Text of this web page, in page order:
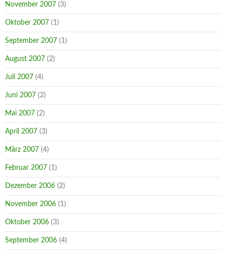
November 2007 (3)
Oktober 2007 (1)
September 2007 (1)
August 2007 (2)
Juli 2007 (4)
Juni 2007 (2)
Mai 2007 (2)
April 2007 (3)
März 2007 (4)
Februar 2007 (1)
Dezember 2006 (2)
November 2006 (1)
Oktober 2006 (3)
September 2006 (4)